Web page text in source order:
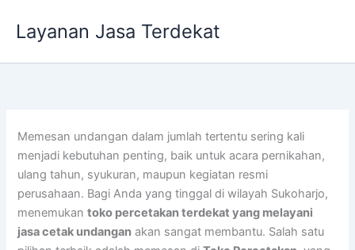
Layanan Jasa Terdekat
Memesan undangan dalam jumlah tertentu sering kali
menjadi kebutuhan penting, baik untuk acara pernikahan,
ulang tahun, syukuran, maupun kegiatan resmi
perusahaan. Bagi Anda yang tinggal di wilayah Sukoharjo,
menemukantoko percetakan terdekat yang melayani
jasa cetak undangan akan sangat membantu. Salah satu